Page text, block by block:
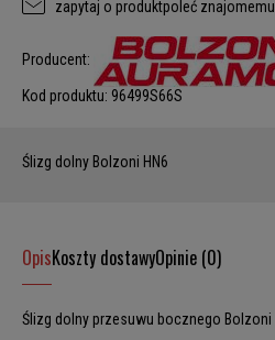
zapytaj o produktpoleć znajomemu
Producent:
Kod produktu: 96499S66S
Ślizg dolny Bolzoni HN6
OpisKoszty dostawyOpinie (0)
Ślizg dolny przesuwu bocznego Bolzoni